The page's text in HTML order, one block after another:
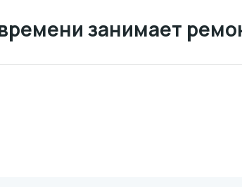
занимает